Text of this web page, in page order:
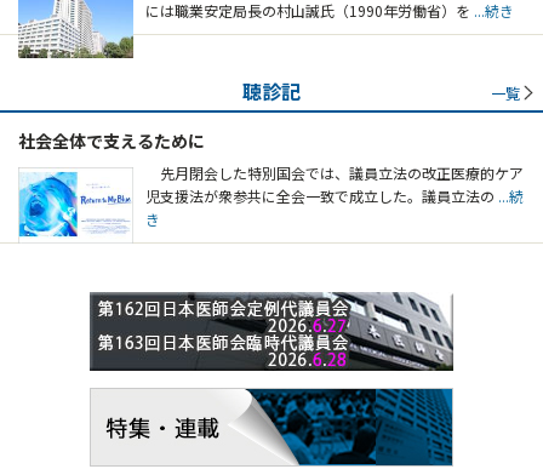
には職業安定局長の村山誠氏（1990年労働省）を ...続き
聴診記 一覧
社会全体で支えるために
先月閉会した特別国会では、議員立法の改正医療的ケア
児支援法が衆参共に全会一致で成立した。議員立法の ...続
き